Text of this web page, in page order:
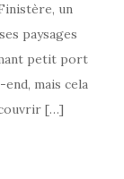
un
paysages
petit port
mais cela
[…]